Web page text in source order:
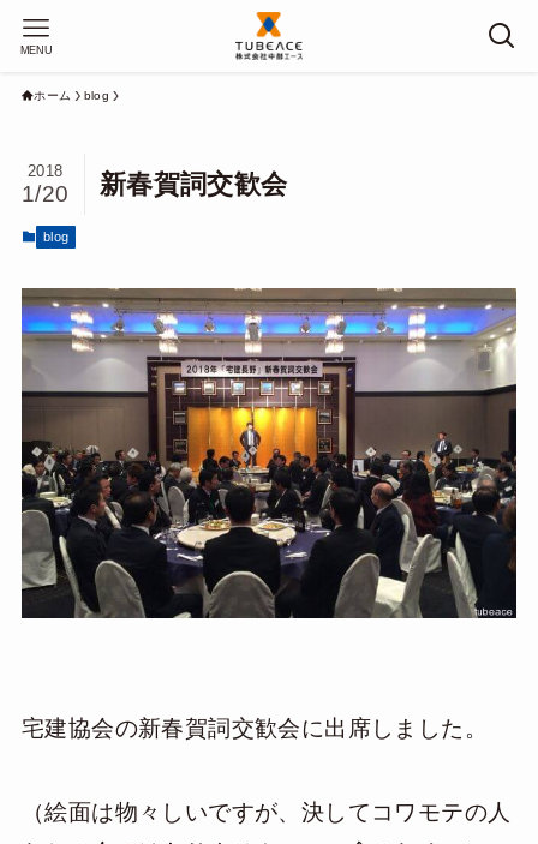
MENU
ホーム blog
新春賀詞交歓会
2018
1/20
blog
宅建協会の新春賀詞交歓会に出席しました。
（絵面は物々しいですが、決してコワモテの人